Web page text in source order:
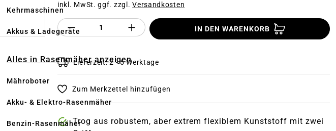
Kehrmaschinen
Akkus & Ladegeräte
Alles in Rasenmäher anzeigen
Mähroboter
Akku- & Elektro-Rasenmäher
Benzin-Rasenmäher
inkl. MwSt. ggf. zzgl.Versandkosten
Produkt Anzahl des Produktes "%product%":
IN DEN WARENKORB
Lieferzeit: 2 - 5 Werktage
Zum Merkzettel hinzufügen
Trog aus robustem, aber extrem flexiblem Kunststoff mit zwei